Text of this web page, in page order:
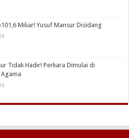
Miliar! Yusuf Mansur Disidang
Tidak Hadir! Perkara Dimulai di